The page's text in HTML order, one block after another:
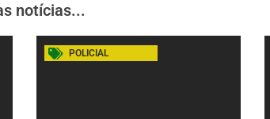
notícias...
POLICIAL